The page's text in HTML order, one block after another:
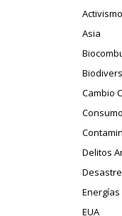
Asia
Cambio
Delitos
EUA